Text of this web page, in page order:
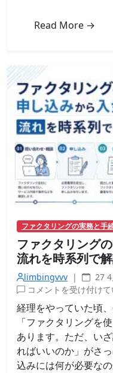
ン
用
｜
工
期
が
長
い
業
界
な
ら
で
は
の
事
情
は
Read More →
ファクタリングの実務と手
ファクタリング
流れを時系列で
limbingvvv |
27
フ
ァ
ク
タ
リ
ン
グ
コメントを受け付け
経理をやっていた頃
「ファクタリングを
あります。ただ、い
ればいいのか」がさ
込みには何が必要な